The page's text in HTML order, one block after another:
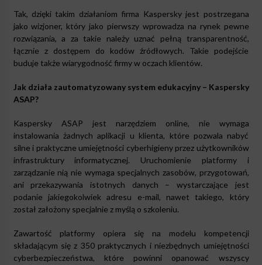
Tak, dzięki takim działaniom firma Kaspersky jest postrzegana
jako wizjoner, który jako pierwszy wprowadza na rynek pewne
rozwiązania, a za takie należy uznać pełną transparentność,
łącznie z dostępem do kodów źródłowych. Takie podejście
buduje także wiarygodność firmy w oczach klientów.
Jak działa zautomatyzowany system edukacyjny – Kaspersky
ASAP?
Kaspersky ASAP jest narzędziem online, nie wymaga
instalowania żadnych aplikacji u klienta, które pozwala nabyć
silne i praktyczne umiejętności cyberhigieny przez użytkowników
infrastruktury informatycznej. Uruchomienie platformy i
zarządzanie nią nie wymaga specjalnych zasobów, przygotowań,
ani przekazywania istotnych danych – wystarczające jest
podanie jakiegokolwiek adresu e-mail, nawet takiego, który
został założony specjalnie z myślą o szkoleniu.
Zawartość platformy opiera się na modelu kompetencji
składającym się z 350 praktycznych i niezbędnych umiejętności
cyberbezpieczeństwa, które powinni opanować wszyscy